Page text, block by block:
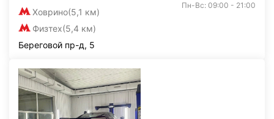
Ховрино(5,1 км)
Физтех(5,4 км)
Пн-Вс: 09:00 - 21:00
Береговой пр-д, 5